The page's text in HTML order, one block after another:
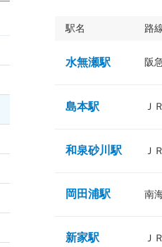
駅名 路
水無瀬駅 阪
島本駅 Ｊ
和泉砂川駅 Ｊ
岡田浦駅 南
新家駅 Ｊ